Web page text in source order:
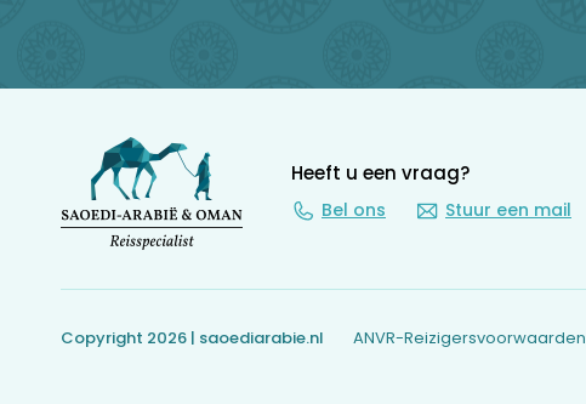
Heeft u een vraag?
Bel ons Stuur een mail
Copyright 2026 | saoediarabie.nl ANVR-Reizigersvoorwaarden